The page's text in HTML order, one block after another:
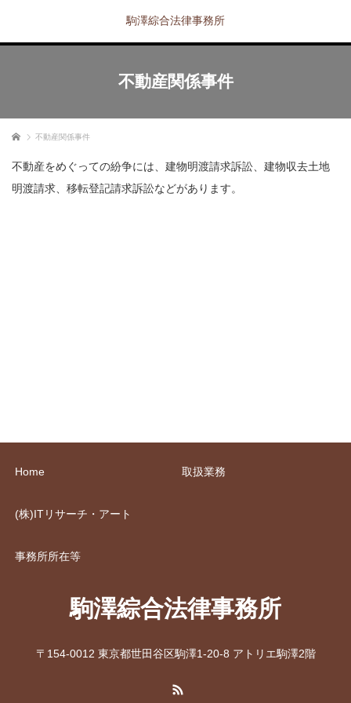
駒澤綜合法律事務所
不動産関係事件
ホーム 不動産関係事件
不動産をめぐっての紛争には、建物明渡請求訴訟、建物収去土地
明渡請求、移転登記請求訴訟などがあります。
Home 取扱業務
(株)ITリサーチ・アート
事務所所在等
駒澤綜合法律事務所
〒154-0012 東京都世田谷区駒澤1-20-8 アトリエ駒澤2階